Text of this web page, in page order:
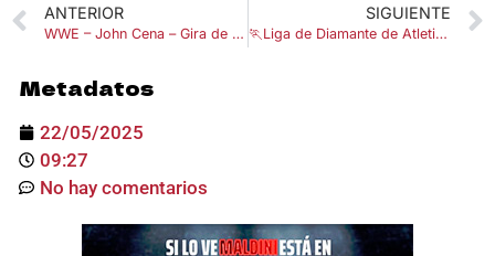
ANTERIOR
WWE – John Cena – Gira de despedida 2025
SIGUIENTE
🏃Liga de Diamante de Atletismo 2025
Metadatos
22/05/2025
09:27
No hay comentarios